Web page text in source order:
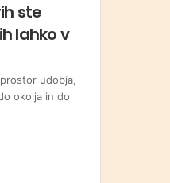
ste
lahko v
udobja,
okolja in do